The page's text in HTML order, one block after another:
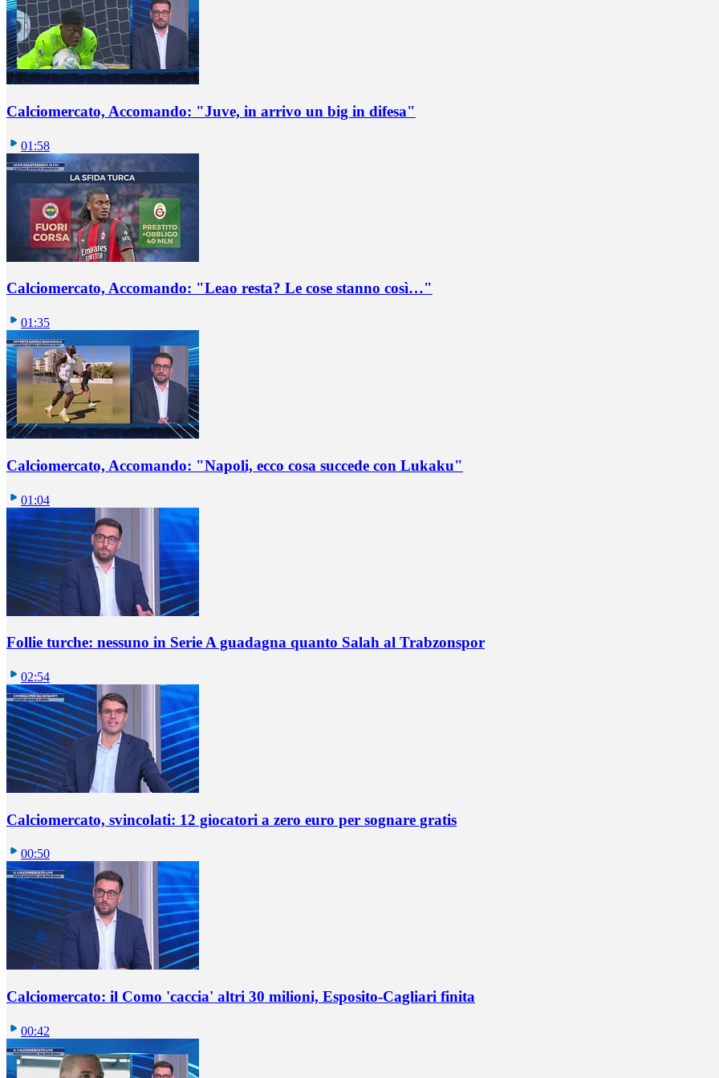
Calciomercato, Accomando: "Juve, in arrivo un big in difesa"
01:58
Calciomercato, Accomando: "Leao resta? Le cose stanno così…"
01:35
Calciomercato, Accomando: "Napoli, ecco cosa succede con Lukaku"
01:04
Follie turche: nessuno in Serie A guadagna quanto Salah al Trabzonspor
02:54
Calciomercato, svincolati: 12 giocatori a zero euro per sognare gratis
00:50
Calciomercato: il Como 'caccia' altri 30 milioni, Esposito-Cagliari finita
00:42